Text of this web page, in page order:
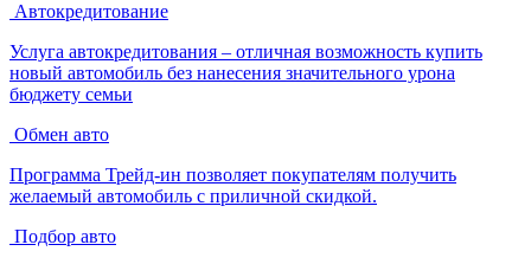
Автокредитование
Услуга автокредитования – отличная возможность купить
новый автомобиль без нанесения значительного урона
бюджету семьи
Обмен авто
Программа Трейд-ин позволяет покупателям получить
желаемый автомобиль с приличной скидкой.
Подбор авто